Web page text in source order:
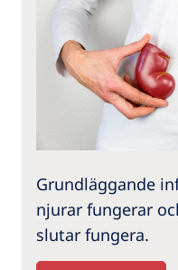
Grundläggande
njurar fungerar
slutar fungera.